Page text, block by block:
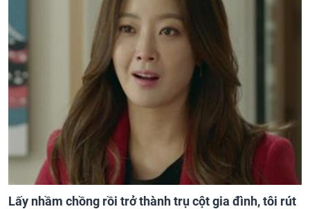
Lấy nhầm chồng rồi trở thành trụ cột gia đình, tôi rút